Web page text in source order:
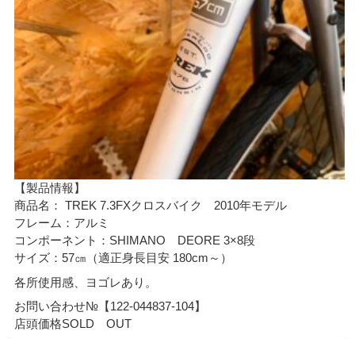
【製品情報】
商品名： TREK 7.3FXクロスバイク 2010年モデル
フレーム：アルミ
コンポーネント：SHIMANO DEORE 3×8段
サイズ：57㎝（適正身長目安 180cm～）
各所使用感、ヨゴレあり。
お問い合わせ№【122-044837-104】
店頭価格SOLD OUT